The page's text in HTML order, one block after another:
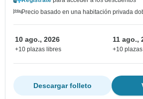
Precio basado en una habitación privada
10 ago., 2026
+10 plazas libres
11 ago.,
+10
Descargar folleto